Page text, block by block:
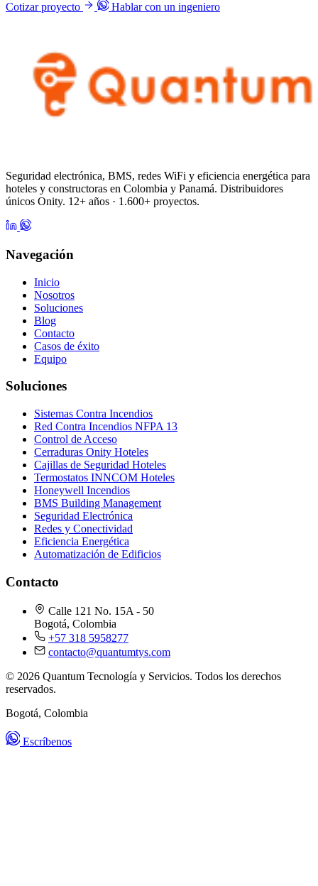
Cotizar proyecto Hablar con un ingeniero
Seguridad electrónica, BMS, redes WiFi y eficiencia energética para
hoteles y constructoras en Colombia y Panamá. Distribuidores
únicos Onity. 12+ años · 1.600+ proyectos.
Navegación
Inicio
Nosotros
Soluciones
Blog
Contacto
Casos de éxito
Equipo
Soluciones
Sistemas Contra Incendios
Red Contra Incendios NFPA 13
Control de Acceso
Cerraduras Onity Hoteles
Cajillas de Seguridad Hoteles
Termostatos INNCOM Hoteles
Honeywell Incendios
BMS Building Management
Seguridad Electrónica
Redes y Conectividad
Eficiencia Energética
Automatización de Edificios
Contacto
Calle 121 No. 15A - 50
Bogotá, Colombia
+57 318 5958277
contacto@quantumtys.com
© 2026 Quantum Tecnología y Servicios. Todos los derechos
reservados.
Bogotá, Colombia
Escríbenos